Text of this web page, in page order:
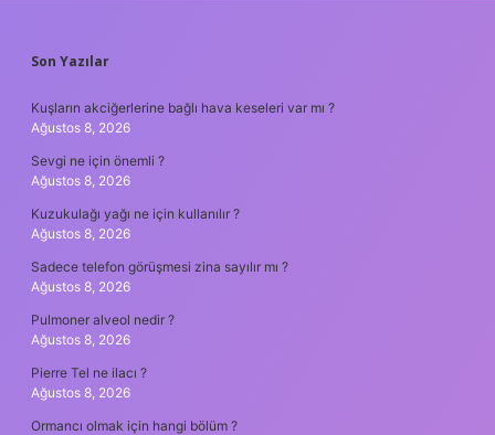
SIDEBAR
Son Yazılar
Kuşların akciğerlerine bağlı hava keseleri var mı ?
Ağustos 8, 2026
Sevgi ne için önemli ?
Ağustos 8, 2026
Kuzukulağı yağı ne için kullanılır ?
Ağustos 8, 2026
Sadece telefon görüşmesi zina sayılır mı ?
Ağustos 8, 2026
Pulmoner alveol nedir ?
Ağustos 8, 2026
Pierre Tel ne ilacı ?
Ağustos 8, 2026
Ormancı olmak için hangi bölüm ?